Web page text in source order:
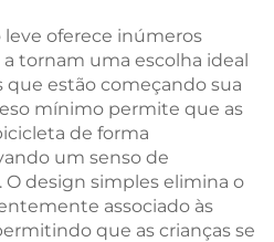
Aço
oferece inúmeros
tornam uma escolha ideal
que estão começando sua
mínimo permite que as
de forma
um senso de
design simples elimina o
associado às
que as crianças se